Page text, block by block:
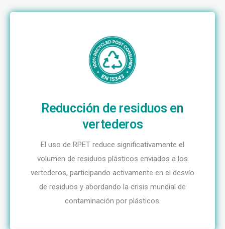
Reducción de residuos en
vertederos
El uso de RPET reduce significativamente el
volumen de residuos plásticos enviados a los
vertederos, participando activamente en el desvío
de residuos y abordando la crisis mundial de
contaminación por plásticos.